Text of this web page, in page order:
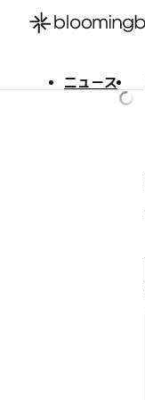
ニュース